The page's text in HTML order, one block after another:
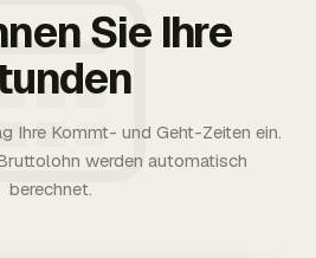
Sie Ihre
Ihre Kommt- und Geht-Zeiten ein.
werden automatisch
berechnet.